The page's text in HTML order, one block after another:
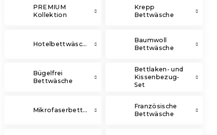
PREMIUM
Kollektion
Krepp
Bettwäsche
Hotelbettwäsche
Baumwoll
Bettwäsche
Bügelfrei
Bettwäsche
Bettlaken- und
Kissenbezug-
Set
Mikrofaserbettwäsche
Französische
Bettwäsche